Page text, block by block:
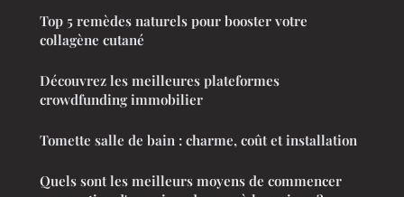
Top 5 remèdes naturels pour booster votre
collagène cutané
Découvrez les meilleures plateformes
crowdfunding immobilier
Tomette salle de bain : charme, coût et installation
Quels sont les meilleurs moyens de commencer